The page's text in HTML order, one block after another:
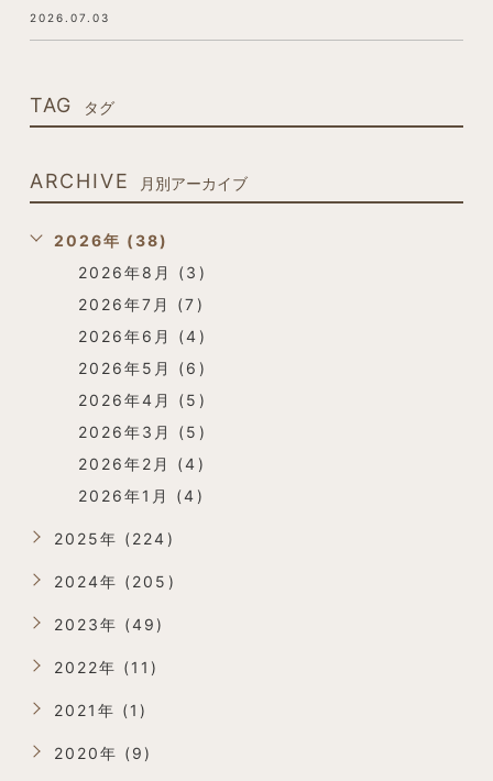
2026.07.03
TAG タグ
ARCHIVE 月別アーカイブ
2026年 (38)
2026年8月 (3)
2026年7月 (7)
2026年6月 (4)
2026年5月 (6)
2026年4月 (5)
2026年3月 (5)
2026年2月 (4)
2026年1月 (4)
2025年 (224)
2024年 (205)
2023年 (49)
2022年 (11)
2021年 (1)
2020年 (9)